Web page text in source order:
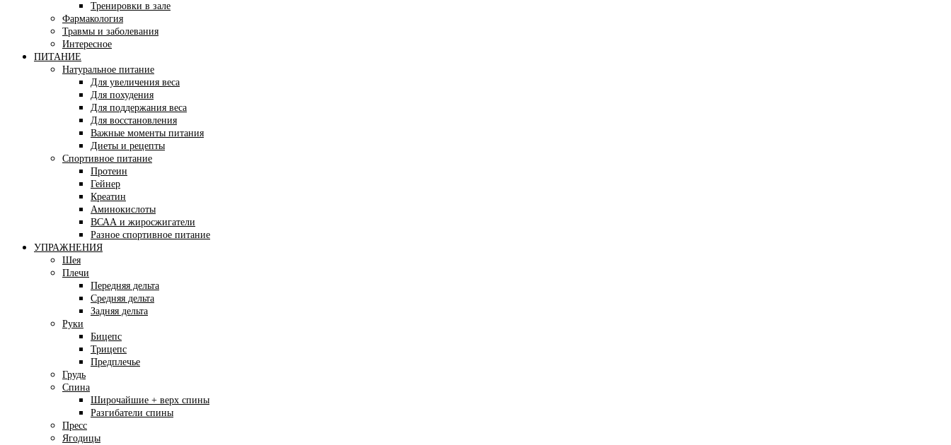
Тренировки в зале
Фармакология
Травмы и заболевания
Интересное
ПИТАНИЕ
Натуральное питание
Для увеличения веса
Для похудения
Для поддержания веса
Для восстановления
Важные моменты питания
Диеты и рецепты
Спортивное питание
Протеин
Гейнер
Креатин
Аминокислоты
ВСАА и жиросжигатели
Разное спортивное питание
УПРАЖНЕНИЯ
Шея
Плечи
Передняя дельта
Средняя дельта
Задняя дельта
Руки
Бицепс
Трицепс
Предплечье
Грудь
Спина
Широчайшие + верх спины
Разгибатели спины
Пресс
Ягодицы